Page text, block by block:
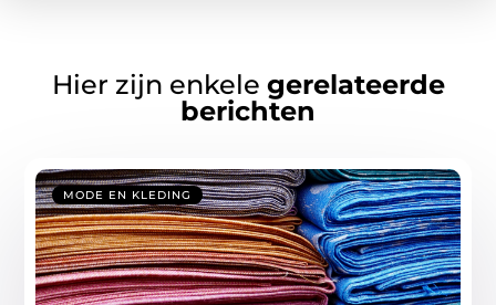
Hier zijn enkele gerelateerde
berichten
MODE EN KLEDING